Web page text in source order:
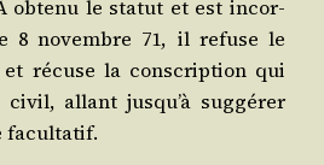
obte­nu le sta­tut et est incor­
8 novembre 71, il refuse le
récuse la conscrip­tion qui
allant jusqu’à sug­gé­rer
facultatif.